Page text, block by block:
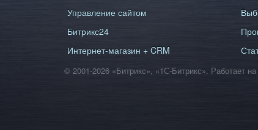
Управление сайтом
Битрикс24
Интернет-магазин + CRM
© 2001-2026 «Битрикс», «1С-Битрикс». Работает